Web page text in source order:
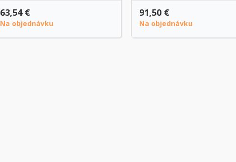
63,54 €
Na objednávku
91,50 €
Na objednávku